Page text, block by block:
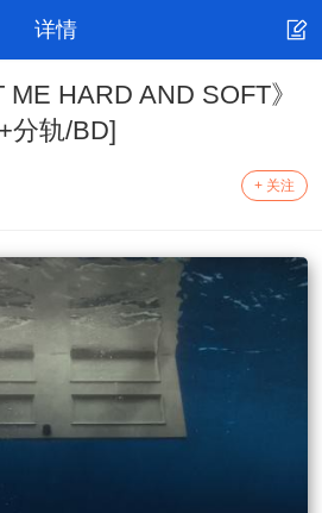
详情
HARD AND SOFT》
分轨/BD]
+ 关注